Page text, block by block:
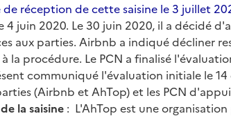
réception de cette saisine le 3 juillet
4 juin 2020. Le 30 juin 2020, il a décidé
aux parties. Airbnb a indiqué décliner
la procédure. Le PCN a finalisé
communiqué l'évaluation initiale le
(Airbnb et AhTop) et les PCN
la saisine : L'AhTop est une